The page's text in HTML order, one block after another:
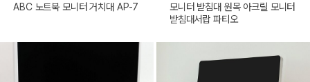
ABC 노트북 모니터 거치대 AP-7
모니터 받침대 원목 아크릴 모니터
받침대서랍 파티오